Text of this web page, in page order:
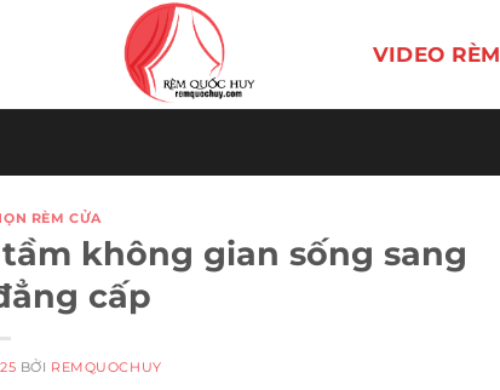
VIDEO RÈM
RÈM CỬA
không gian sống sang
cấp
BỞI REMQUOCHUY